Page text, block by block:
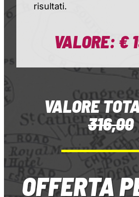
risultati.
VALORE: €
VALORE
316,00
OFFERTA